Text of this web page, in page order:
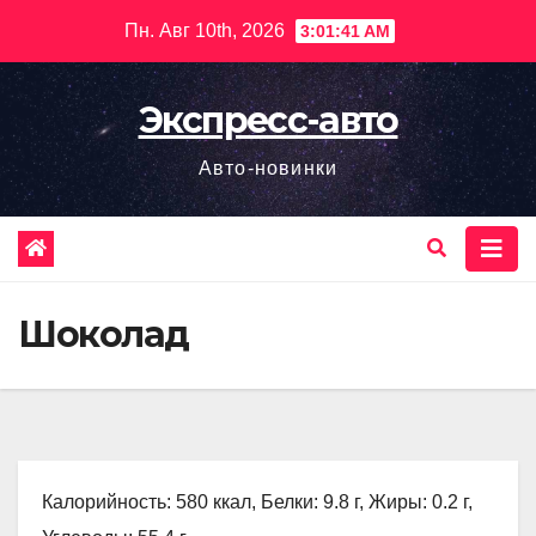
содержимому
Пн. Авг 10th, 2026 3:01:42 AM
Экспресс-авто
Авто-новинки
Шоколад
Калорийность: 580 ккал, Белки: 9.8 г, Жиры: 0.2 г,